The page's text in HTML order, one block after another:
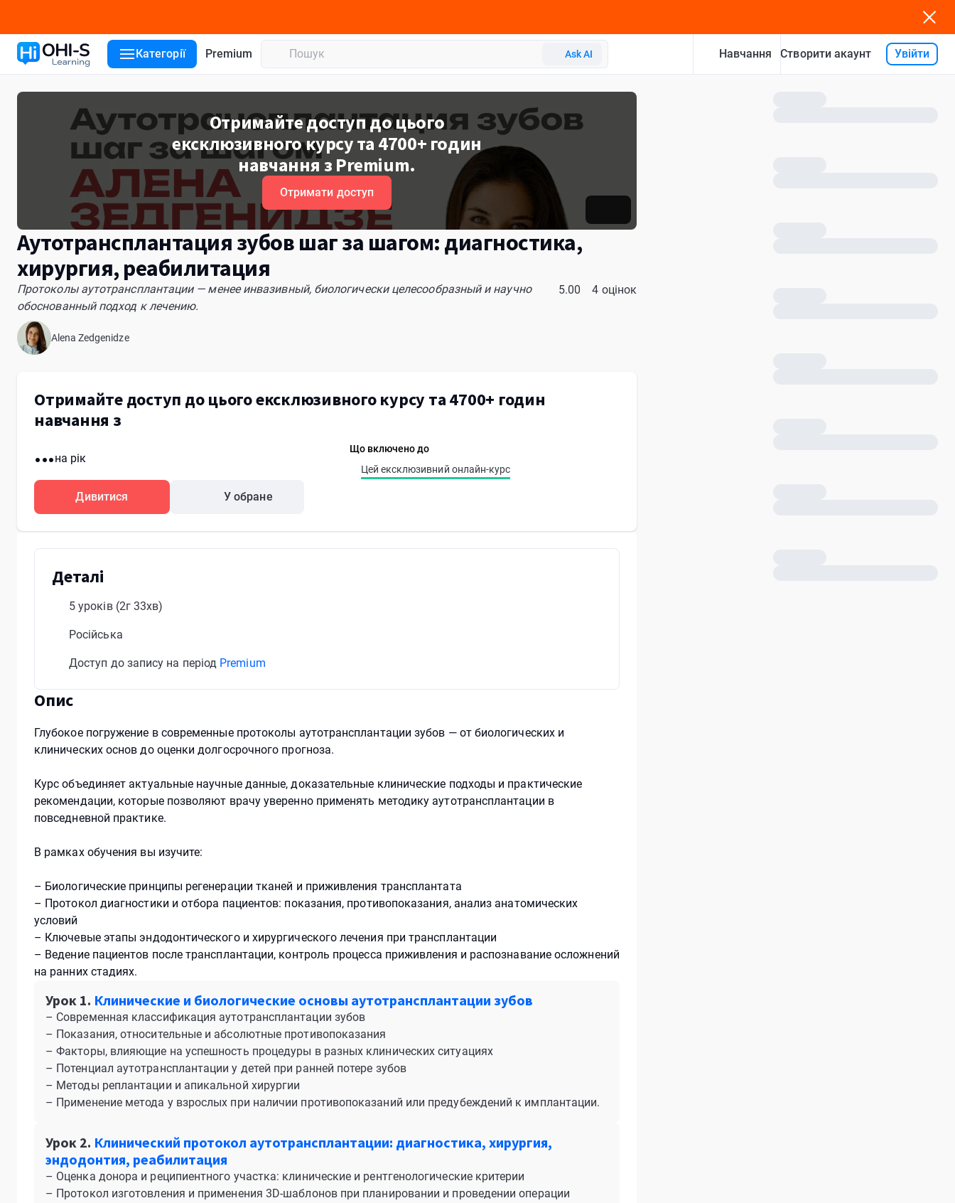
Категорії Premium Ask AI Навчання Створити акаунт Увійти
Отримайте доступ до цього
ексклюзивного курсу та 4700+ годин
навчання з Premium.
Отримати доступ
Аутотрансплантация зубов шаг за шагом: диагностика,
хирургия, реабилитация
Протоколы аутотрансплантации — менее инвазивный, биологически целесообразный и научно
обоснованный подход к лечению.
5.00 4 оцінок
Alena Zedgenidze
Отримайте доступ до цього ексклюзивного курсу та 4700+ годин
навчання з
...на рік
Дивитися У обране
Що включено до
Цей ексклюзивний онлайн-курс
Деталі
5 уроків (2г 33хв)
Російська
Доступ до запису на період Premium
Опис
Глубокое погружение в современные протоколы аутотрансплантации зубов — от биологических и
клинических основ до оценки долгосрочного прогноза.
Курс объединяет актуальные научные данные, доказательные клинические подходы и практические
рекомендации, которые позволяют врачу уверенно применять методику аутотрансплантации в
повседневной практике.
В рамках обучения вы изучите:
– Биологические принципы регенерации тканей и приживления трансплантата
– Протокол диагностики и отбора пациентов: показания, противопоказания, анализ анатомических
условий
– Ключевые этапы эндодонтического и хирургического лечения при трансплантации
– Ведение пациентов после трансплантации, контроль процесса приживления и распознавание осложнений
на ранних стадиях.
Урок 1. Клинические и биологические основы аутотрансплантации зубов
– Современная классификация аутотрансплантации зубов
– Показания, относительные и абсолютные противопоказания
– Факторы, влияющие на успешность процедуры в разных клинических ситуациях
– Потенциал аутотрансплантации у детей при ранней потере зубов
– Методы реплантации и апикальной хирургии
– Применение метода у взрослых при наличии противопоказаний или предубеждений к имплантации.
Урок 2. Клинический протокол аутотрансплантации: диагностика, хирургия,
эндодонтия, реабилитация
– Оценка донора и реципиентного участка: клинические и рентгенологические критерии
– Протокол изготовления и применения 3D-шаблонов при планировании и проведении операции